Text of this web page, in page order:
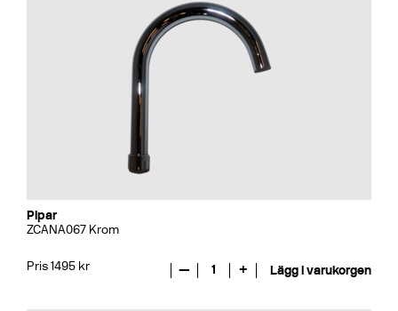
Pipar
ZCANA067 Krom
Pris 1495 kr — 1 + Lägg i varukorgen